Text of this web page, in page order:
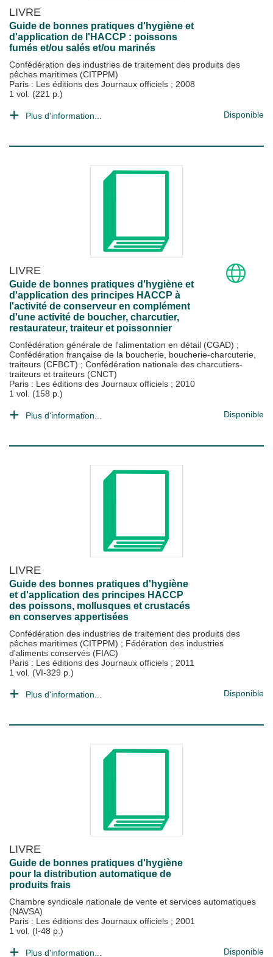
LIVRE
Guide de bonnes pratiques d'hygiène et
d'application de l'HACCP : poissons
fumés et/ou salés et/ou marinés
Confédération des industries de traitement des produits des
pêches maritimes (CITPPM)
Paris : Les éditions des Journaux officiels ; 2008
1 vol. (221 p.)
Plus d'information... Disponible
LIVRE
Guide de bonnes pratiques d'hygiène et
d'application des principes HACCP à
l'activité de conserveur en complément
d'une activité de boucher, charcutier,
restaurateur, traiteur et poissonnier
Confédération générale de l'alimentation en détail (CGAD) ;
Confédération française de la boucherie, boucherie-charcuterie,
traiteurs (CFBCT) ; Confédération nationale des charcutiers-
traiteurs et traiteurs (CNCT)
Paris : Les éditions des Journaux officiels ; 2010
1 vol. (158 p.)
Plus d'information... Disponible
LIVRE
Guide des bonnes pratiques d'hygiène
et d'application des principes HACCP
des poissons, mollusques et crustacés
en conserves appertisées
Confédération des industries de traitement des produits des
pêches maritimes (CITPPM) ; Fédération des industries
d'aliments conservés (FIAC)
Paris : Les éditions des Journaux officiels ; 2011
1 vol. (VI-329 p.)
Plus d'information... Disponible
LIVRE
Guide de bonnes pratiques d'hygiène
pour la distribution automatique de
produits frais
Chambre syndicale nationale de vente et services automatiques
(NAVSA)
Paris : Les éditions des Journaux officiels ; 2001
1 vol. (I-48 p.)
Plus d'information... Disponible